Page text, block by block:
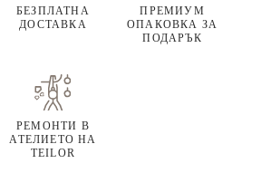
БЕЗПЛАТНА
ДОСТАВКА
ПРЕМИУМ
ОПАКОВКА ЗА
ПОДАРЪК
РЕМОНТИ В
АТЕЛИЕТО НА
TEILOR